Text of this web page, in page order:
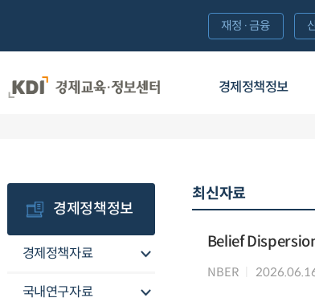
경제정책정보
재정·금융
경제정책정보
경제정책자료
국내연구자료
최신자료
Belief
NBER